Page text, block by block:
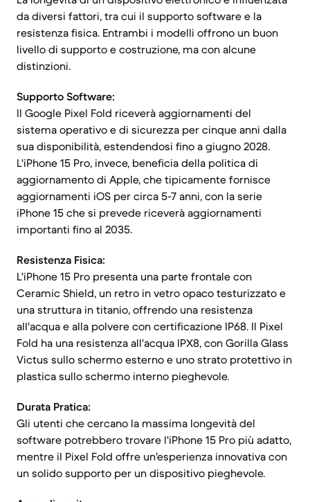
da diversi fattori, tra cui il supporto software e la
resistenza fisica. Entrambi i modelli offrono un buon
livello di supporto e costruzione, ma con alcune
distinzioni.
Supporto Software:
Il Google Pixel Fold riceverà aggiornamenti del
sistema operativo e di sicurezza per cinque anni dalla
sua disponibilità, estendendosi fino a giugno 2028.
L'iPhone 15 Pro, invece, beneficia della politica di
aggiornamento di Apple, che tipicamente fornisce
aggiornamenti iOS per circa 5-7 anni, con la serie
iPhone 15 che si prevede riceverà aggiornamenti
importanti fino al 2035.
Resistenza Fisica:
L'iPhone 15 Pro presenta una parte frontale con
Ceramic Shield, un retro in vetro opaco testurizzato e
una struttura in titanio, offrendo una resistenza
all'acqua e alla polvere con certificazione IP68. Il Pixel
Fold ha una resistenza all'acqua IPX8, con Gorilla Glass
Victus sullo schermo esterno e uno strato protettivo in
plastica sullo schermo interno pieghevole.
Durata Pratica:
Gli utenti che cercano la massima longevità del
software potrebbero trovare l'iPhone 15 Pro più adatto,
mentre il Pixel Fold offre un'esperienza innovativa con
un solido supporto per un dispositivo pieghevole.